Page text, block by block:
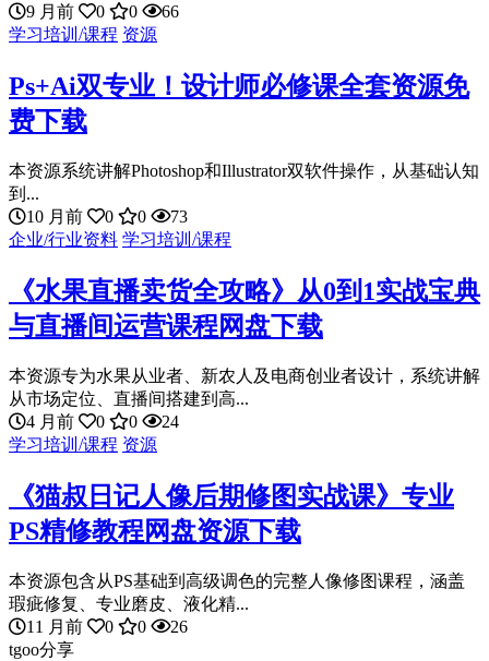
9 月前
0 0
66
学习培训/课程 资源
Ps+Ai双专业！设计师必修课全套资源免
费下载
本资源系统讲解Photoshop和Illustrator双软件操作，从基础认知
到...
10 月前
0 0
73
企业/行业资料 学习培训/课程
《水果直播卖货全攻略》从0到1实战宝典
与直播间运营课程网盘下载
本资源专为水果从业者、新农人及电商创业者设计，系统讲解
从市场定位、直播间搭建到高...
4 月前
0 0
24
学习培训/课程 资源
《猫叔日记人像后期修图实战课》专业
PS精修教程网盘资源下载
本资源包含从PS基础到高级调色的完整人像修图课程，涵盖
瑕疵修复、专业磨皮、液化精...
11 月前
0 0
26
tgoo分享